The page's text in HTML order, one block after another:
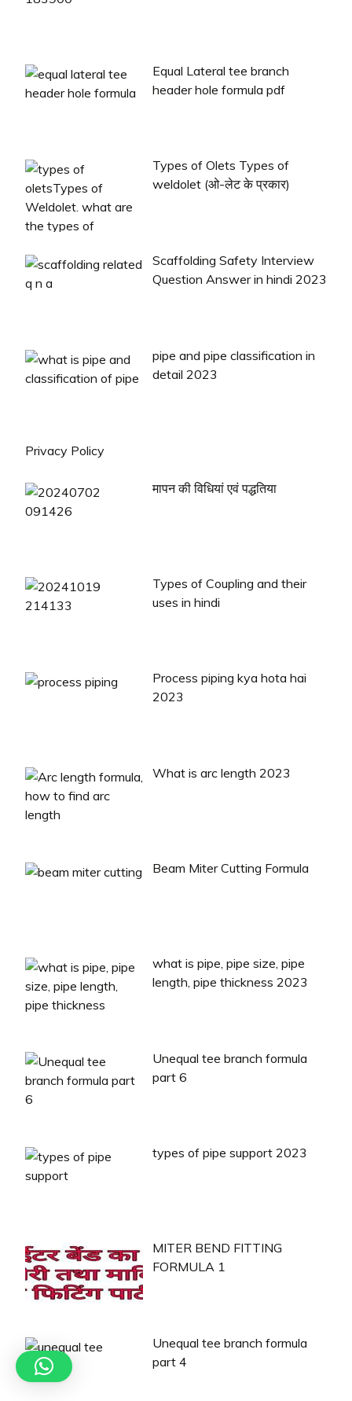
Equal Lateral tee branch
header hole formula pdf
Types of Olets Types of
weldolet (ओ-लेट के प्रकार)
Scaffolding Safety Interview
Question Answer in hindi 2023
pipe and pipe classification in
detail 2023
Privacy Policy
मापन की विधियां एवं पद्धतिया
Types of Coupling and their
uses in hindi
Process piping kya hota hai
2023
What is arc length 2023
Beam Miter Cutting Formula
what is pipe, pipe size, pipe
length, pipe thickness 2023
Unequal tee branch formula
part 6
types of pipe support 2023
MITER BEND FITTING
FORMULA 1
Unequal tee branch formula
part 4